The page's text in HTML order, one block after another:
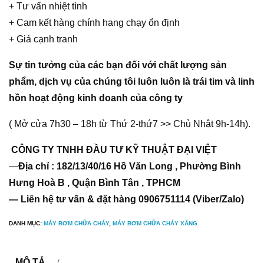
+ Tư vấn nhiệt tình
+ Cam kết hàng chính hang chạy ổn định
+ Giá cạnh tranh
Sự tin tưởng của các bạn đối với chất lượng sản
phẩm, dịch vụ của chúng tôi luôn luôn là trái tim và linh
hồn hoạt động kinh doanh của công ty
( Mở cửa 7h30 – 18h từ Thứ 2-thứ7 >> Chủ Nhật 9h-14h).
CÔNG TY TNHH ĐẦU TƯ KỸ THUẬT ĐẠI VIỆT
—Địa chỉ : 182/13/40/16 Hồ Văn Long , Phường Bình
Hưng Hoà B , Quận Bình Tân , TPHCM
— Liên hệ tư vấn & đặt hàng 0906751114 (Viber/Zalo)
DANH MỤC: MÁY BƠM CHỮA CHÁY, MÁY BƠM CHỮA CHÁY XĂNG